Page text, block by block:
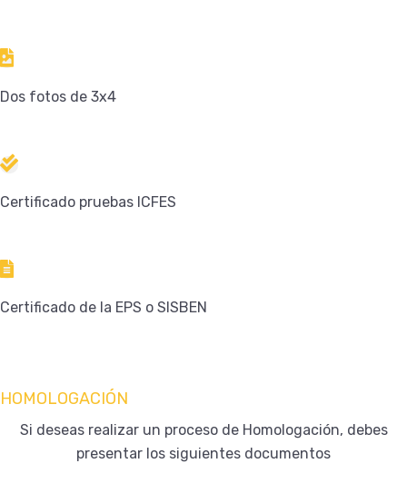
Dos fotos de 3x4
Certificado pruebas ICFES
Certificado de la EPS o SISBEN
HOMOLOGACIÓN
Si deseas realizar un proceso de Homologación, debes
presentar los siguientes documentos